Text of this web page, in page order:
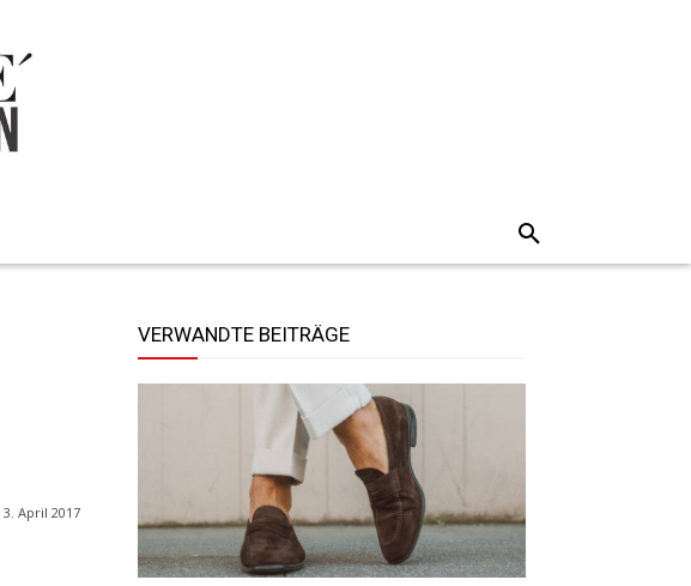
3. April 2017
VERWANDTE BEITRÄGE